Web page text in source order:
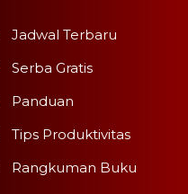
Jadwal Terbaru
Serba Gratis
Panduan
Tips Produktivitas
Rangkuman Buku